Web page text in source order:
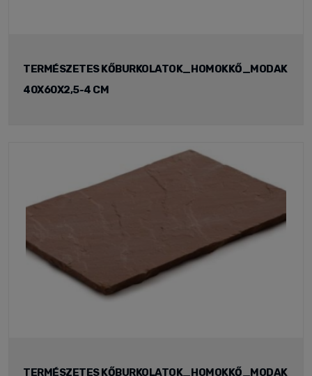
TERMÉSZETES KŐBURKOLATOK_HOMOKKŐ_MODAK
40X60X2,5-4 CM
TERMÉSZETES KŐBURKOLATOK_HOMOKKŐ_MODAK